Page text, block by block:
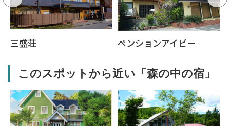
三盛荘 ペンションアイビー
このスポットから近い「森の中の宿」